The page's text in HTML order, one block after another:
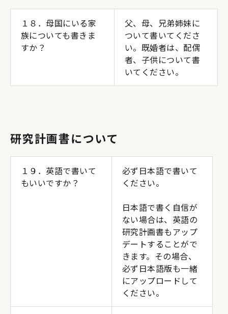
１８．母国にいる家
族についても書きま
すか？
父、母、兄弟姉妹に
ついて書いてくださ
い。既婚者は、配偶
者、子供について書
いてください。
研究計画書について
１９．英語で書いて
もいいですか？
必ず日本語で書いて
ください。
日本語で書く自信が
ない場合は、英語の
研究計画書もアップ
デートすることがで
きます。その場合、
必ず日本語版も一緒
にアップロードして
ください。